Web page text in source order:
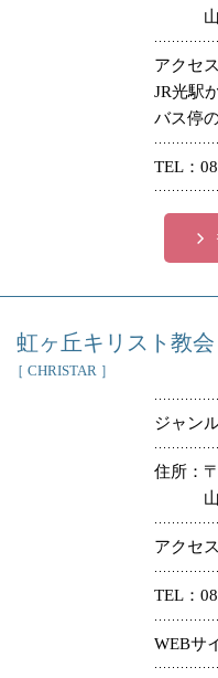
アクセス
JR光駅
バス停
TEL
虹ヶ丘キリスト教会
［ CHRISTAR ］
ジャン
住所
アクセス
TEL
WEBサ